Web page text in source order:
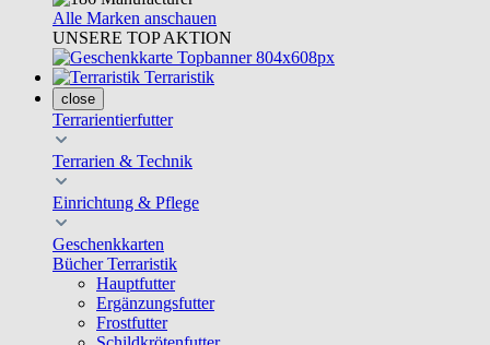
Alle Marken anschauen
UNSERE TOP AKTION
Terraristik
close
Terrarientierfutter
Terrarien & Technik
Einrichtung & Pflege
Geschenkkarten
Bücher Terraristik
Hauptfutter
Ergänzungsfutter
Frostfutter